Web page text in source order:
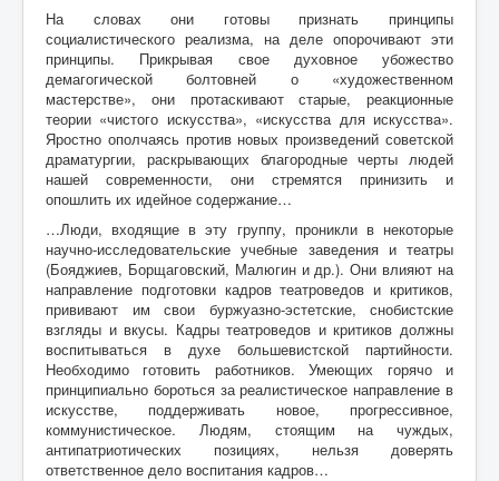
На словах они готовы признать принципы
социалистического реализма, на деле опорочивают эти
принципы. Прикрывая свое духовное убожество
демагогической болтовней о «художественном
мастерстве», они протаскивают старые, реакционные
теории «чистого искусства», «искусства для искусства».
Яростно ополчаясь против новых произведений советской
драматургии, раскрывающих благородные черты людей
нашей современности, они стремятся принизить и
опошлить их идейное содержание…
…Люди, входящие в эту группу, проникли в некоторые
научно-исследовательские учебные заведения и театры
(Бояджиев, Борщаговский, Малюгин и др.). Они влияют на
направление подготовки кадров театроведов и критиков,
прививают им свои буржуазно-эстетские, снобистские
взгляды и вкусы. Кадры театроведов и критиков должны
воспитываться в духе большевистской партийности.
Необходимо готовить работников. Умеющих горячо и
принципиально бороться за реалистическое направление в
искусстве, поддерживать новое, прогрессивное,
коммунистическое. Людям, стоящим на чуждых,
антипатриотических позициях, нельзя доверять
ответственное дело воспитания кадров…